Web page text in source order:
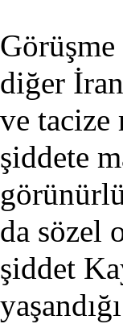
diğer
ve tacize
şiddete
da sözel
şiddet